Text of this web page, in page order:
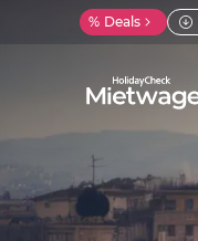
% Deals